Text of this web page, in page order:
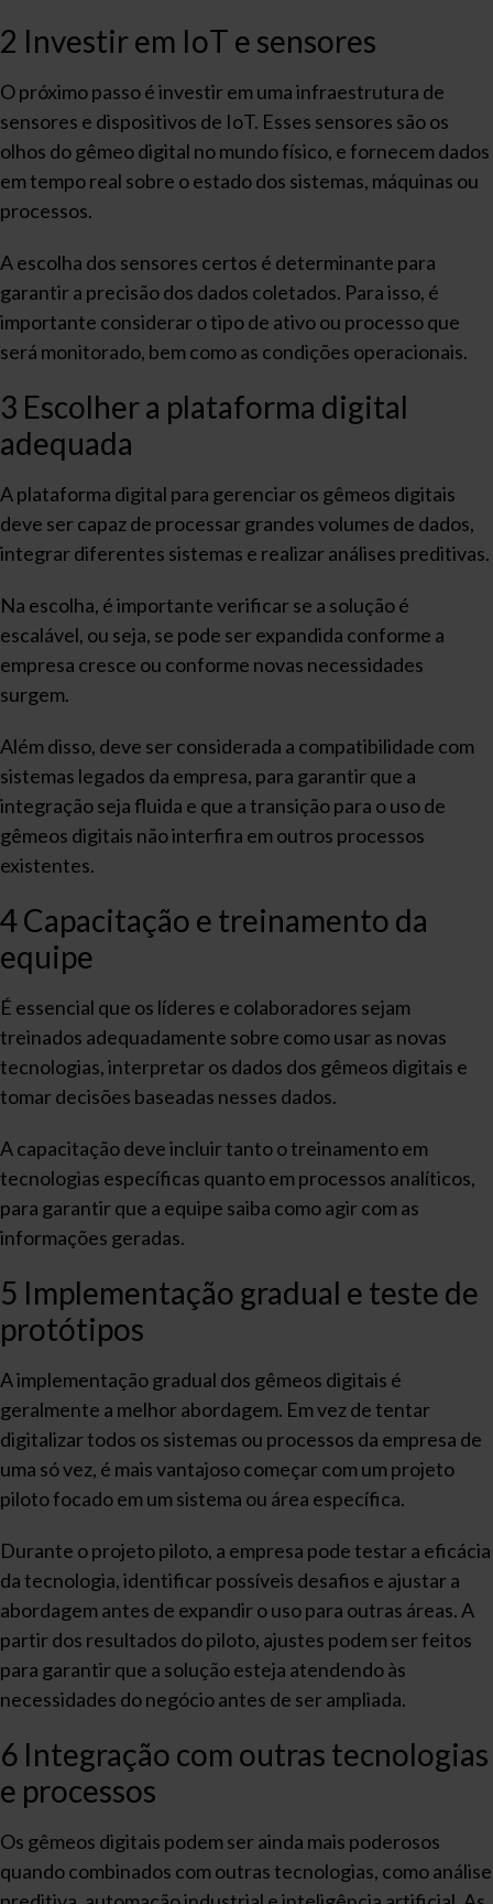
2 Investir em IoT e sensores
O próximo passo é investir em uma infraestrutura de
sensores e dispositivos de IoT. Esses sensores são os
olhos do gêmeo digital no mundo físico, e fornecem dados
em tempo real sobre o estado dos sistemas, máquinas ou
processos.
A escolha dos sensores certos é determinante para
garantir a precisão dos dados coletados. Para isso, é
importante considerar o tipo de ativo ou processo que
será monitorado, bem como as condições operacionais.
3 Escolher a plataforma digital
adequada
A plataforma digital para gerenciar os gêmeos digitais
deve ser capaz de processar grandes volumes de dados,
integrar diferentes sistemas e realizar análises preditivas.
Na escolha, é importante verificar se a solução é
escalável, ou seja, se pode ser expandida conforme a
empresa cresce ou conforme novas necessidades
surgem.
Além disso, deve ser considerada a compatibilidade com
sistemas legados da empresa, para garantir que a
integração seja fluida e que a transição para o uso de
gêmeos digitais não interfira em outros processos
existentes.
4 Capacitação e treinamento da
equipe
É essencial que os líderes e colaboradores sejam
treinados adequadamente sobre como usar as novas
tecnologias, interpretar os dados dos gêmeos digitais e
tomar decisões baseadas nesses dados.
A capacitação deve incluir tanto o treinamento em
tecnologias específicas quanto em processos analíticos,
para garantir que a equipe saiba como agir com as
informações geradas.
5 Implementação gradual e teste de
protótipos
A implementação gradual dos gêmeos digitais é
geralmente a melhor abordagem. Em vez de tentar
digitalizar todos os sistemas ou processos da empresa de
uma só vez, é mais vantajoso começar com um projeto
piloto focado em um sistema ou área específica.
Durante o projeto piloto, a empresa pode testar a eficácia
da tecnologia, identificar possíveis desafios e ajustar a
abordagem antes de expandir o uso para outras áreas. A
partir dos resultados do piloto, ajustes podem ser feitos
para garantir que a solução esteja atendendo às
necessidades do negócio antes de ser ampliada.
6 Integração com outras tecnologias
e processos
Os gêmeos digitais podem ser ainda mais poderosos
quando combinados com outras tecnologias, como análise